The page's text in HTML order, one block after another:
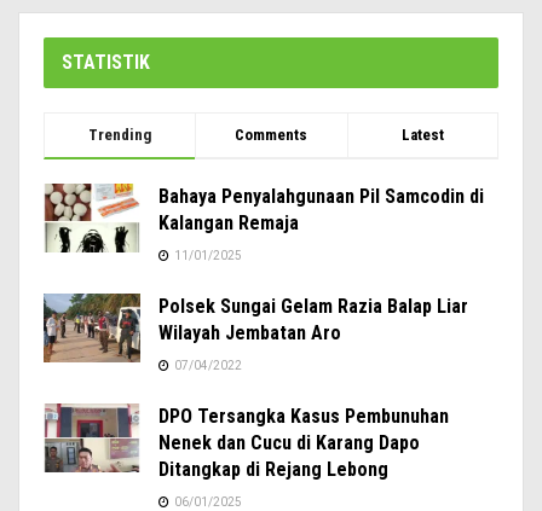
STATISTIK
Trending Comments Latest
Bahaya Penyalahgunaan Pil Samcodin di
Kalangan Remaja
11/01/2025
Polsek Sungai Gelam Razia Balap Liar
Wilayah Jembatan Aro
07/04/2022
DPO Tersangka Kasus Pembunuhan
Nenek dan Cucu di Karang Dapo
Ditangkap di Rejang Lebong
06/01/2025